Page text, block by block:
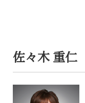
佐々木 重仁